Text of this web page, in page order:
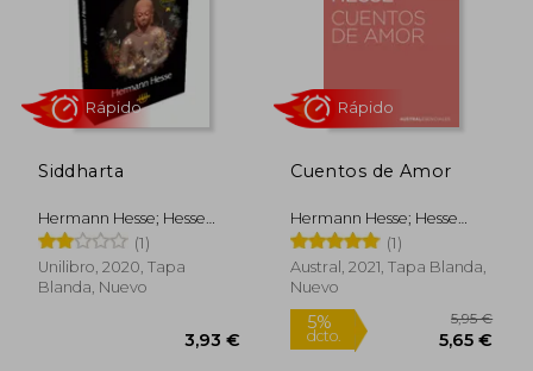
Siddharta
Hermann Hesse; Hesse
Hermann
(1)
Unilibro, 2020, Tapa
Blanda, Nuevo
Rápido
Cuentos de Amor
Hermann Hesse; Hesse
Hermann
(1)
Austral, 2021, Tapa Blanda,
Nuevo
Rápido